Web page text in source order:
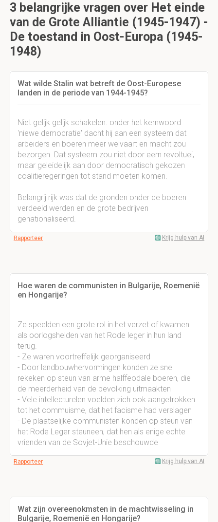
3 belangrijke vragen over Het einde
van de Grote Alliantie (1945-1947) -
De toestand in Oost-Europa (1945-
1948)
Wat wilde Stalin wat betreft de Oost-Europese
landen in de periode van 1944-1945?
Niet gelijk gelijk schakelen. onder het kernwoord
'niewe democratie' dacht hij aan een systeem dat
arbeiders en boeren meer welvaart en macht zou
bezorgen. Dat systeem zou niet door eern revoltuei,
maar geleidelijk aan door democratisch gekozen
coalitieregeringen tot stand moeten komen.
Belangrij rijk was dat de gronden onder de boeren
verdeeld werden en de grote bedrijven
genationaliseerd.
Rapporteer Krijg hulp van AI
Hoe waren de communisten in Bulgarije, Roemenië
en Hongarije?
Ze speelden een grote rol in het verzet of kwamen
als oorlogshelden van het Rode leger in hun land
terug.
- Ze waren voortreffelijk georganiseerd
- Door landbouwhervormingen konden ze snel
rekeken op steun van arme halffeodale boeren, die
de meerderheid van de bevolking uitmaakten
- Vele intellecturelen voelden zich ook aangetrokken
tot het commuisme, dat het facisme had verslagen
- De plaatselijke communisten konden op steun van
het Rode Leger steuneen, dat hen als enige echte
vrienden van de Sovjet-Unie beschouwde
Rapporteer Krijg hulp van AI
Wat zijn overeenokmsten in de machtwisseling in
Bulgarije, Roemenië en Hongarije?